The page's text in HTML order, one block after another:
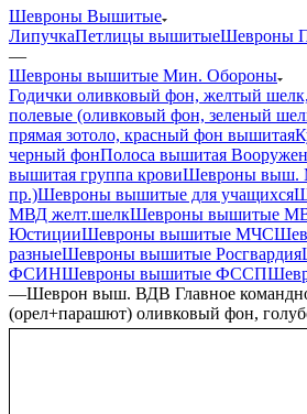
Шевроны Вышитые
ЛипучкаПетлицы вышитыеШевроны
—
Шевроны вышитые Мин. Обороны
Годички оливковый фон, желтый
полевые (оливковый фон, зеленый
прямая зотоло, красный фон вышитая
черный фонПолоса вышитая
вышитая группа кровиШевроны выш.
пр.)Шевроны вышитые для учащихся
МВД желт.шелкШевроны вышитые
ЮстицииШевроны вышитые МЧС
разныеШевроны вышитые Росгвардия
ФСИНШевроны вышитые ФССП
—Шеврон выш. ВДВ Главное
(орел+парашют) оливковый фон,